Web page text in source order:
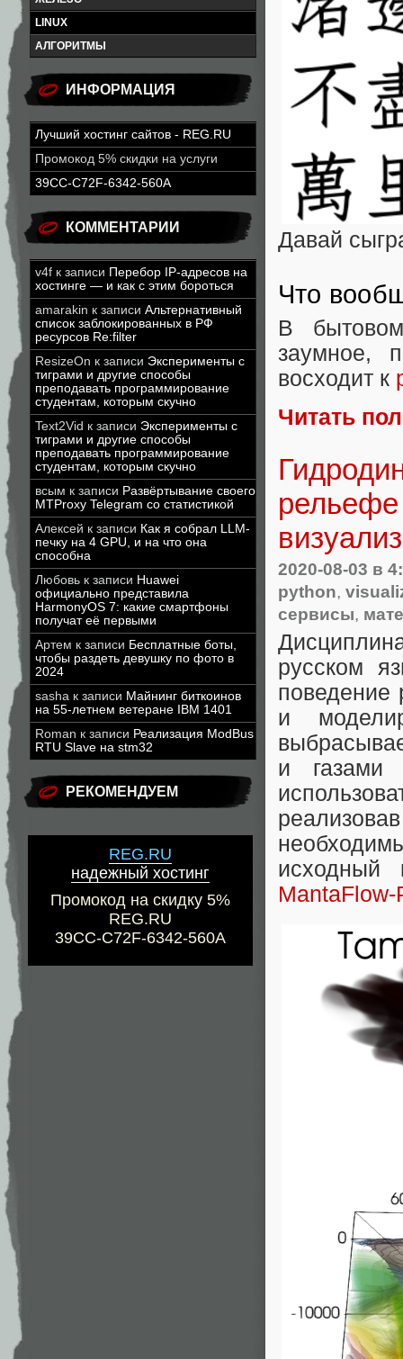
LINUX
АЛГОРИТМЫ
ИНФОРМАЦИЯ
Лучший хостинг сайтов - REG.RU
Промокод 5% скидки на услуги
39CC-C72F-6342-560A
КОММЕНТАРИИ
v4f к записи Перебор IP-адресов на
хостинге — и как с этим бороться
amarakin к записи Альтернативный
список заблокированных в РФ
ресурсов Re:filter
ResizeOn к записи Эксперименты с
тиграми и другие способы
преподавать программирование
студентам, которым скучно
Text2Vid к записи Эксперименты с
тиграми и другие способы
преподавать программирование
студентам, которым скучно
всым к записи Развёртывание своего
MTProxy Telegram со статистикой
Алексей к записи Как я собрал LLM-
печку на 4 GPU, и на что она
способна
Любовь к записи Huawei
официально представила
HarmonyOS 7: какие смартфоны
получат её первыми
Артем к записи Бесплатные боты,
чтобы раздеть девушку по фото в
2024
sasha к записи Майнинг биткоинов
на 55-летнем ветеране IBM 1401
Roman к записи Реализация ModBus
RTU Slave на stm32
РЕКОМЕНДУЕМ
REG.RU
надежный хостинг
Промокод на скидку 5%
REG.RU
39CC-C72F-6342-560A
Давай
Что
В
заумное,
восходит к
Читать
2020-08-03 в
python,
сервисы,
русском
поведение
и
и газами
исходный
MantaFlow-